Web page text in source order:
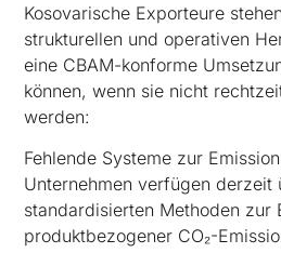
Kosovarische Exporteure
strukturellen und operativen
eine CBAM-konforme
können, wenn sie nicht
werden:
Fehlende Systeme zur
Unternehmen verfügen derzeit
standardisierten Methoden zur
produktbezogener CO₂-